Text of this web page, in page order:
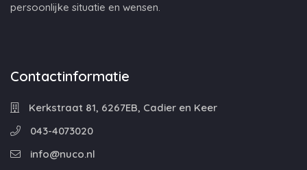
persoonlijke situatie en wensen.
Contactinformatie
Kerkstraat 81, 6267EB, Cadier en Keer
043-4073020
info@nuco.nl